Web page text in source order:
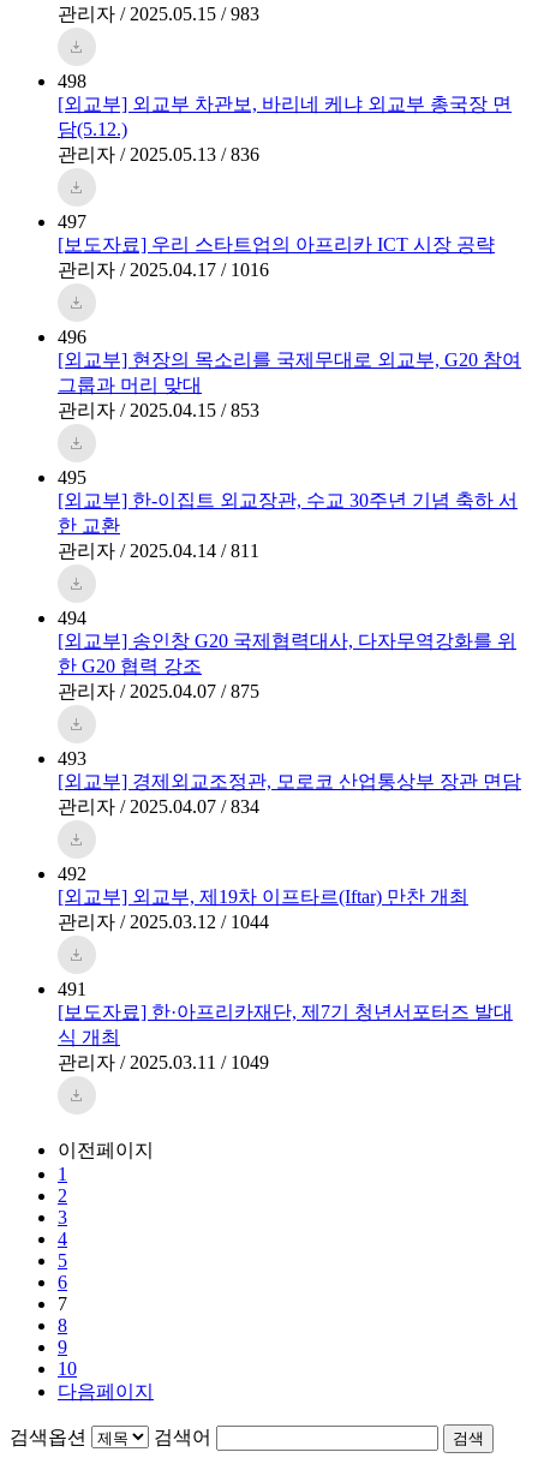
관리자 / 2025.05.15 / 983
498
[외교부] 외교부 차관보, 바리네 케냐 외교부 총국장 면
담(5.12.)
관리자 / 2025.05.13 / 836
497
[보도자료] 우리 스타트업의 아프리카 ICT 시장 공략
관리자 / 2025.04.17 / 1016
496
[외교부] 현장의 목소리를 국제무대로 외교부, G20 참여
그룹과 머리 맞대
관리자 / 2025.04.15 / 853
495
[외교부] 한-이집트 외교장관, 수교 30주년 기념 축하 서
한 교환
관리자 / 2025.04.14 / 811
494
[외교부] 송인창 G20 국제협력대사, 다자무역강화를 위
한 G20 협력 강조
관리자 / 2025.04.07 / 875
493
[외교부] 경제외교조정관, 모로코 산업통상부 장관 면담
관리자 / 2025.04.07 / 834
492
[외교부] 외교부, 제19차 이프타르(Iftar) 만찬 개최
관리자 / 2025.03.12 / 1044
491
[보도자료] 한·아프리카재단, 제7기 청년서포터즈 발대
식 개최
관리자 / 2025.03.11 / 1049
이전페이지
1
2
3
4
5
6
7
8
9
10
다음페이지
검색옵션 검색어 검색